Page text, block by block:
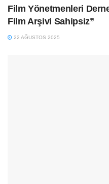
Film Yönetmenleri
Film Arşivi Sahipsiz”
22 AĞUSTOS 2025